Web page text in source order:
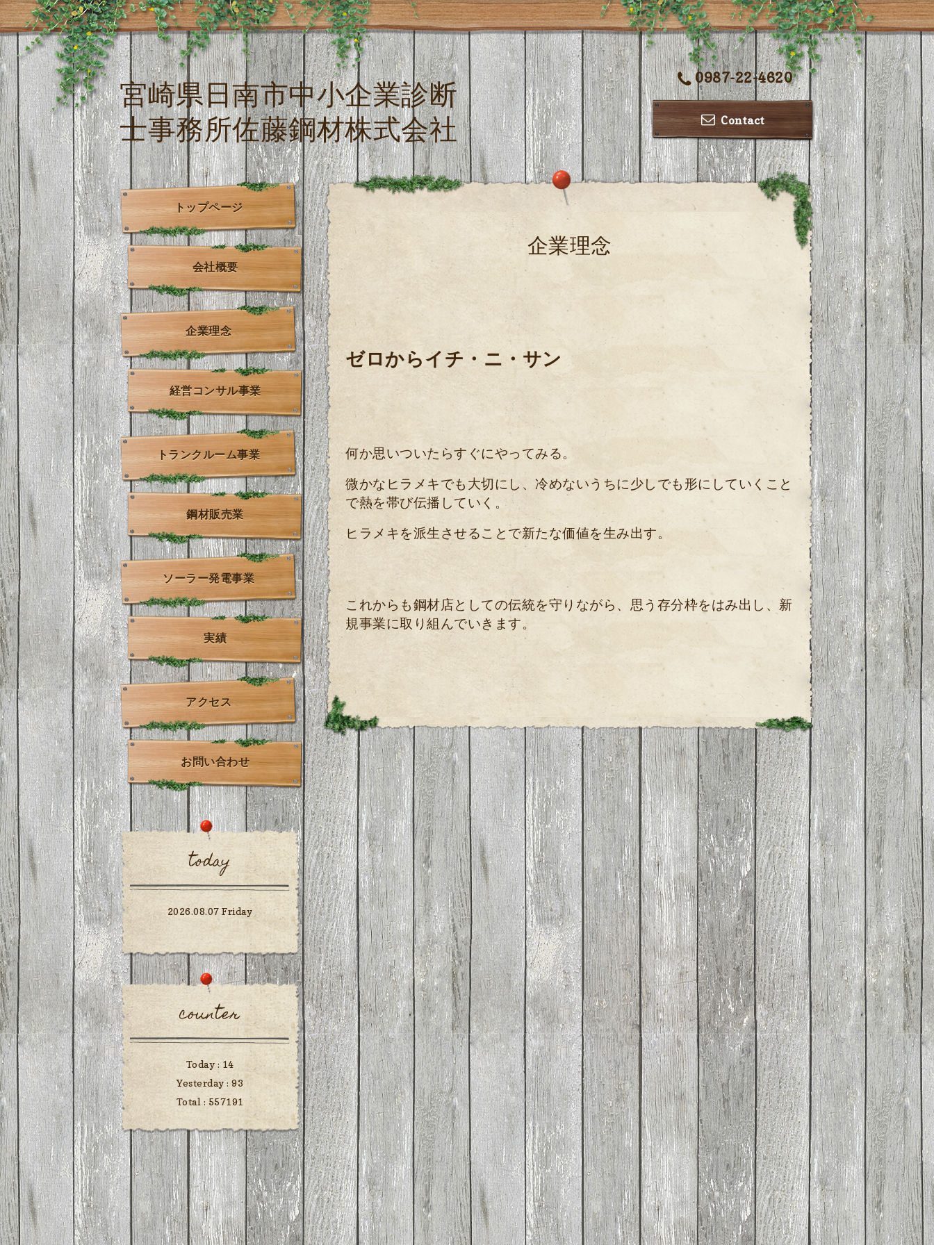
0987-22-4620
Contact
宮崎県日南市中小企業診断
士事務所佐藤鋼材株式会社
企業理念
ゼロからイチ・ニ・サン
何か思いついたらすぐにやってみる。
微かなヒラメキでも大切にし、冷めないうちに少しでも形にしていくこと
で熱を帯び伝播していく。
ヒラメキを派生させることで新たな価値を生み出す。
これからも鋼材店としての伝統を守りながら、思う存分枠をはみ出し、 新
規事業に取り組んでいきます。
トップページ
会社概要
企業理念
経営コンサル事業
トランクルーム事業
鋼材販売業
ソーラー発電事業
実績
アクセス
お問い合わせ
today
2026.08.07 Friday
counter
Today : 14
Yesterday : 93
Total : 557191